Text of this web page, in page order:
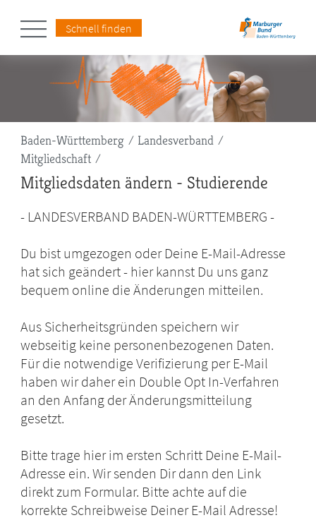
Schnell finden
Pfadnavigation
Baden-Württemberg
Landesverband
Mitgliedschaft
Mitgliedsdaten ändern - Studierende
- LANDESVERBAND BADEN-WÜRTTEMBERG -
Du bist umgezogen oder Deine E-Mail-Adresse
hat sich geändert - hier kannst Du uns ganz
bequem online die Änderungen mitteilen.
Aus Sicherheitsgründen speichern wir
webseitig keine personenbezogenen Daten.
Für die notwendige Verifizierung per E-Mail
haben wir daher ein Double Opt In-Verfahren
an den Anfang der Änderungsmitteilung
gesetzt.
Bitte trage hier im ersten Schritt Deine E-Mail-
Adresse ein. Wir senden Dir dann den Link
direkt zum Formular. Bitte achte auf die
korrekte Schreibweise Deiner E-Mail Adresse!